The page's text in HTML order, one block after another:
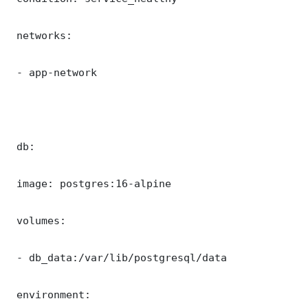
networks:
- app-network
db:
image: postgres:16-alpine
volumes:
- db_data:/var/lib/postgresql/data
environment: